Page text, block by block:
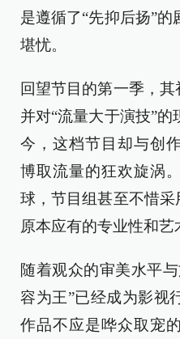
是遵循了“先抑后扬”
堪忧。
回望节目的第一季，其
并对“流量大于演技”
今，这档节目却与创
博取流量的狂欢旋涡
球，节目组甚至不惜采
原本应有的专业性和艺
随着观众的审美水平
容为王”已经成为影视
作品不应是哗众取宠